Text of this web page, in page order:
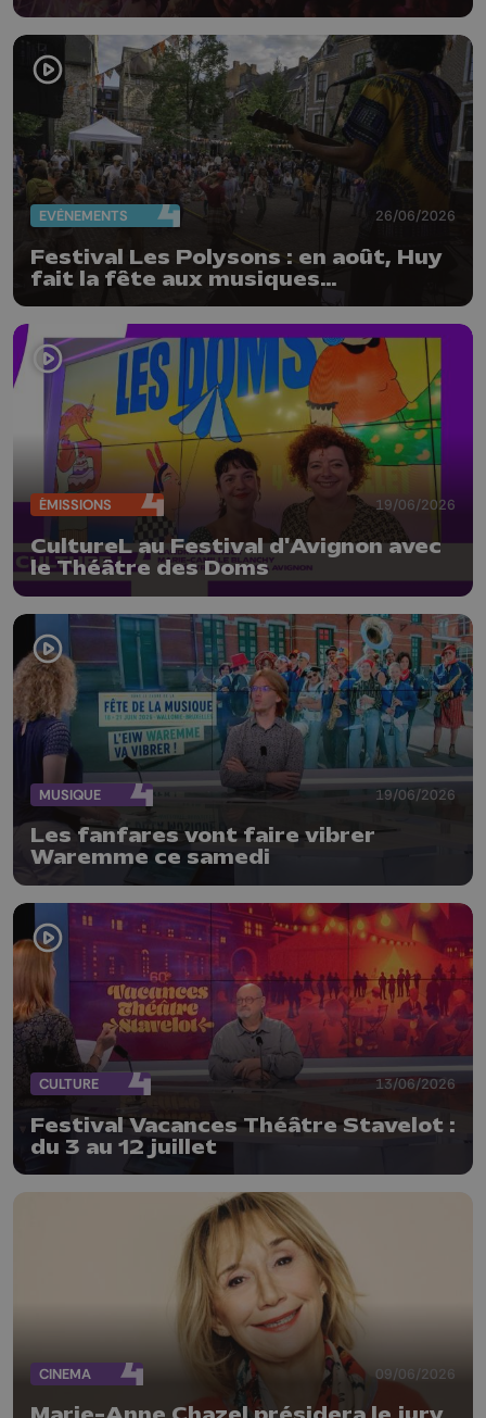
EVÈNEMENTS 26/06/2026
Festival Les Polysons : en août, Huy
fait la fête aux musiques
traditionnelles
ÉMISSIONS 19/06/2026
CultureL au Festival d'Avignon avec
le Théâtre des Doms
MUSIQUE 19/06/2026
Les fanfares vont faire vibrer
Waremme ce samedi
CULTURE 13/06/2026
Festival Vacances Théâtre Stavelot :
du 3 au 12 juillet
CINEMA 09/06/2026